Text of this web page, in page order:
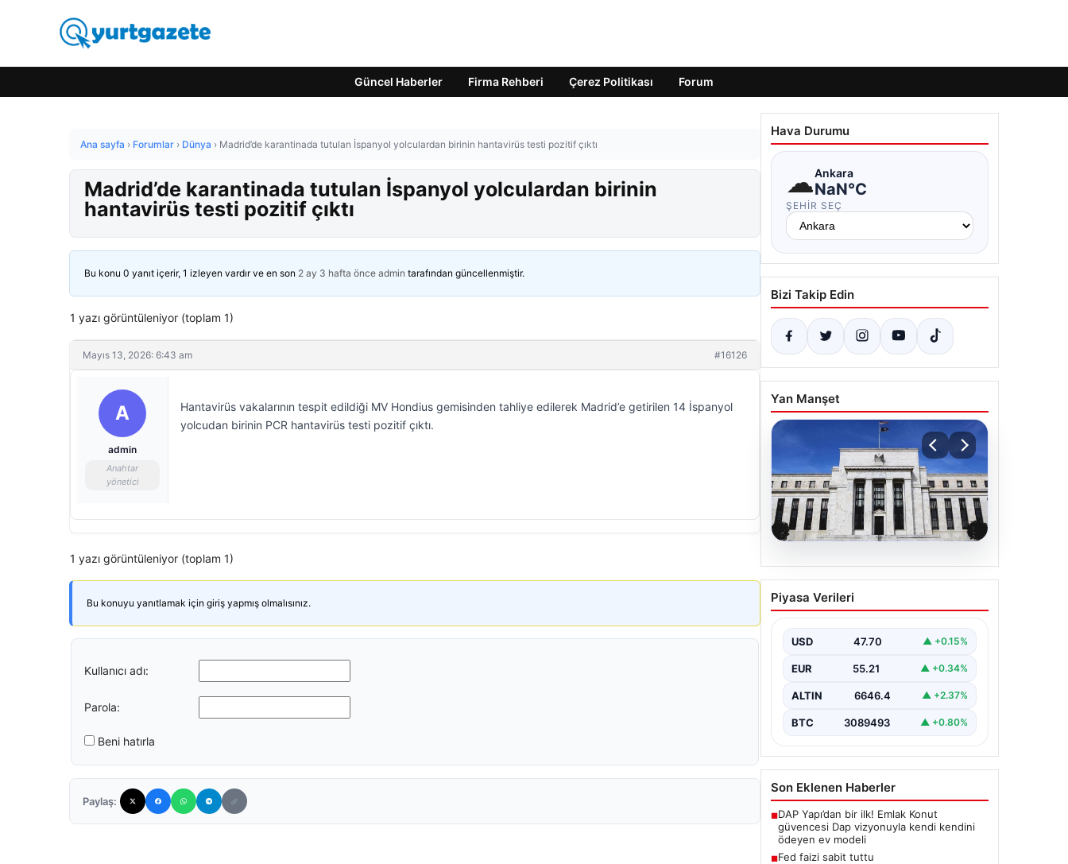
Güncel Haberler Firma Rehberi Çerez Politikası Forum
Ana sayfa › Forumlar › Dünya › Madrid’de karantinada tutulan İspanyol yolculardan birinin hantavirüs testi pozitif çıktı
Madrid’de karantinada tutulan İspanyol yolculardan birinin
hantavirüs testi pozitif çıktı
Bu konu 0 yanıt içerir, 1 izleyen vardır ve en son 2 ay 3 hafta önce admin tarafından güncellenmiştir.
1 yazı görüntüleniyor (toplam 1)
Mayıs 13, 2026: 6:43 am #16126
A
admin
Anahtar
yönetici
Hantavirüs vakalarının tespit edildiği MV Hondius gemisinden tahliye edilerek Madrid’e getirilen 14 İspanyol
yolcudan birinin PCR hantavirüs testi pozitif çıktı.
1 yazı görüntüleniyor (toplam 1)
Bu konuyu yanıtlamak için giriş yapmış olmalısınız.
Kullanıcı adı:
Parola:
Beni hatırla
Paylaş:
Hava Durumu
☁Ankara
NaN°C
ŞEHIR SEÇ
Bizi Takip Edin
Yan Manşet
Fed faizi sabit tuttu
Piyasa Verileri
USD 47.70 ▲ +0.15%
EUR 55.21 ▲ +0.34%
ALTIN 6646.4 ▲ +2.37%
BTC 3089493 ▲ +0.80%
Son Eklenen Haberler
■DAP Yapı’dan bir ilk! Emlak Konut
güvencesi Dap vizyonuyla kendi kendini
ödeyen ev modeli
■Fed faizi sabit tuttu